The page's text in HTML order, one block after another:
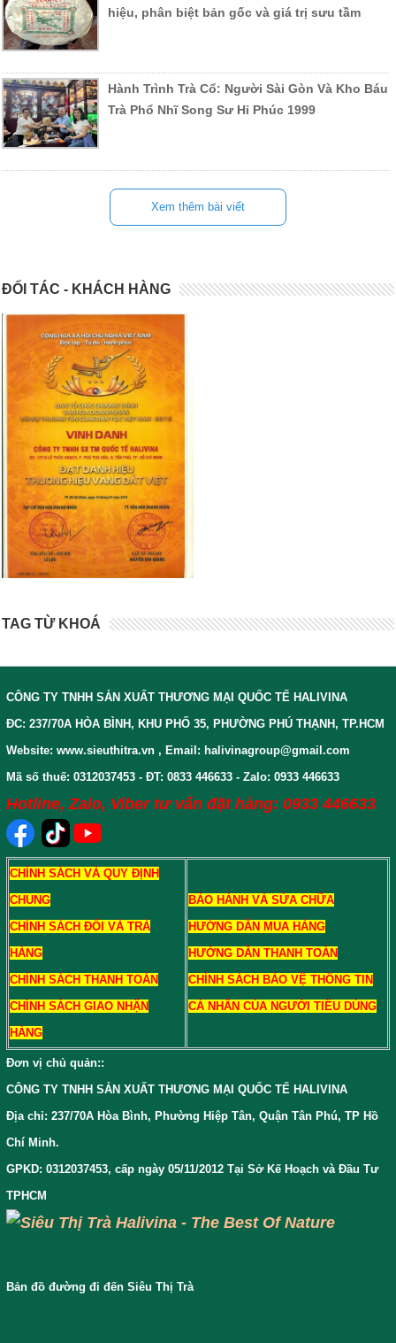
hiệu, phân biệt bản gốc và giá trị sưu tầm
Hành Trình Trà Cổ: Người Sài Gòn Và Kho Báu
Trà Phổ Nhĩ Song Sư Hỉ Phúc 1999
Xem thêm bài viết
ĐỐI TÁC - KHÁCH HÀNG
TAG TỪ KHOÁ
CÔNG TY TNHH SẢN XUẤT THƯƠNG MẠI QUỐC TẾ HALIVINA
ĐC: 237/70A HÒA BÌNH, KHU PHỐ 35, PHƯỜNG PHÚ THẠNH, TP.HCM
Website: www.sieuthitra.vn , Email: halivinagroup@gmail.com
Mã số thuế: 0312037453 - ĐT: 0833 446633 - Zalo: 0933 446633
Hotline, Zalo, Viber tư vấn đặt hàng: 0933 446633
CHÍNH SÁCH VÀ QUY ĐỊNH
CHUNG
CHÍNH SÁCH ĐỔI VÀ TRẢ
HÀNG
CHÍNH SÁCH THANH TOÁN
CHÍNH SÁCH GIAO NHẬN
HÀNG
BẢO HÀNH VÀ SỬA CHỮA
HƯỚNG DẪN MUA HÀNG
HƯỚNG DẪN THANH TOÁN
CHÍNH SÁCH BẢO VỆ THÔNG TIN
CÁ NHÂN CỦA NGƯỜI TIÊU DÙNG
Đơn vị chủ quản::
CÔNG TY TNHH SẢN XUẤT THƯƠNG MẠI QUỐC TẾ HALIVINA
Địa chỉ: 237/70A Hòa Bình, Phường Hiệp Tân, Quận Tân Phú, TP Hồ
Chí Minh.
GPKD: 0312037453, cấp ngày 05/11/2012 Tại Sở Kế Hoạch và Đầu Tư
TPHCM
Bản đồ đường đi đến Siêu Thị Trà